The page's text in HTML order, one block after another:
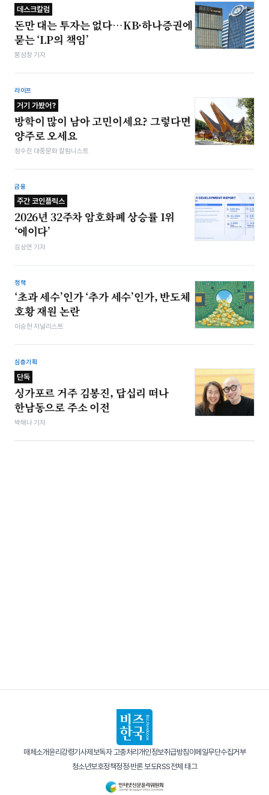
데스크칼럼
돈만 대는 투자는 없다…KB·하나증권에
묻는 ‘LP의 책임’
봉성창 기자
라이프
거기 가봤어?
방학이 많이 남아 고민이세요? 그렇다면
양주로 오세요
정수진 대중문화 칼럼니스트
금융
주간 코인플릭스
2026년 32주차 암호화폐 상승률 1위
‘에이다’
김상연 기자
정책
‘초과 세수’인가 ‘추가 세수’인가, 반도체
호황 재원 논란
이승현 저널리스트
심층기획
단독
싱가포르 거주 김봉진, 답십리 떠나
한남동으로 주소 이전
박해나 기자
매체소개윤리강령기사제보독자 고충처리개인정보취급방침이메일무단수집거부
청소년보호정책정정·반론 보도RSS전체 태그